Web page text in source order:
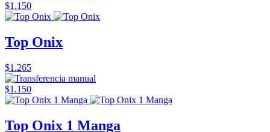
$1.150
Top Onix
$1.265
$1.150
Top Onix 1 Manga